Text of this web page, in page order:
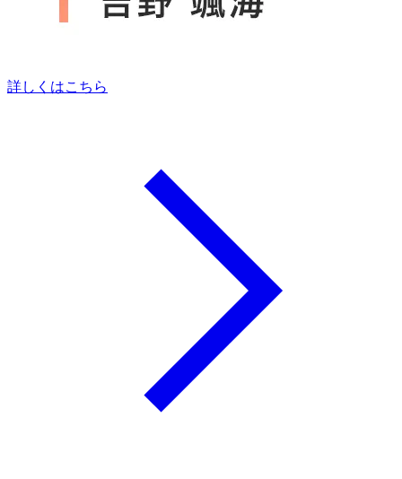
詳しくはこちら